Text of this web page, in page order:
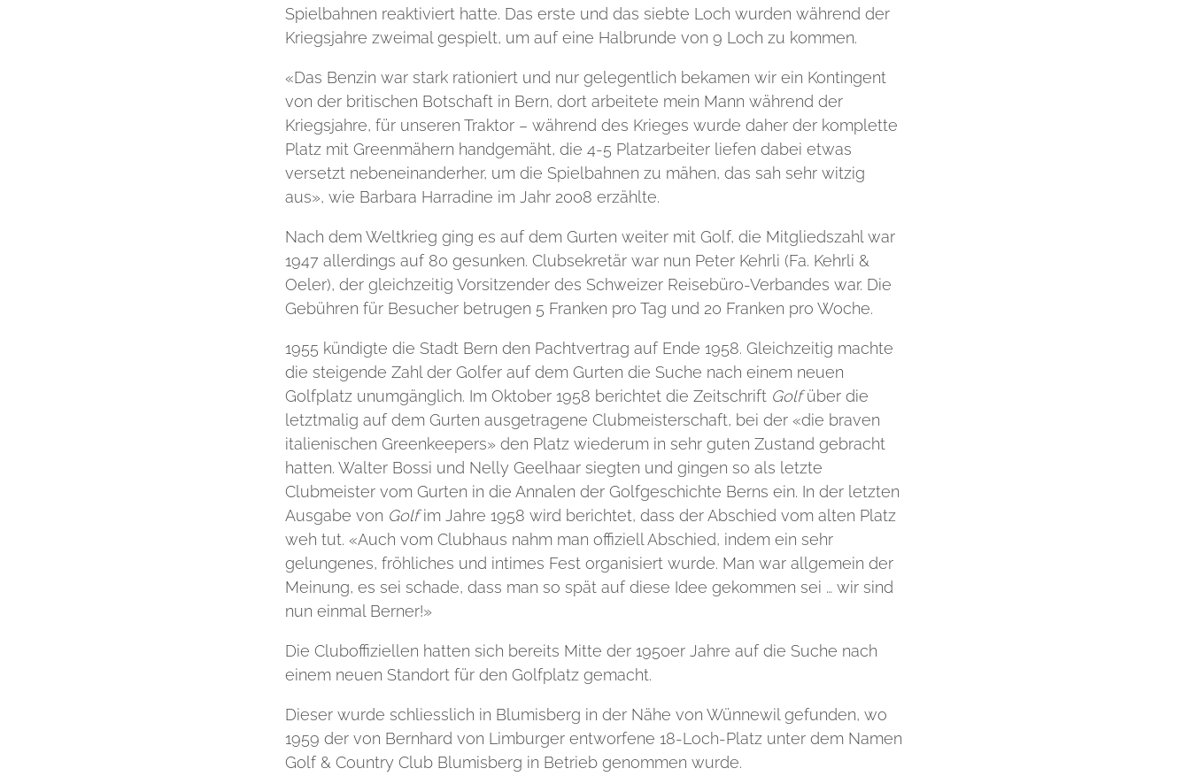
Spielbahnen reaktiviert hatte. Das erste und das siebte Loch wurden während der
Kriegsjahre zweimal gespielt, um auf eine Halbrunde von 9 Loch zu kommen.
«Das Benzin war stark rationiert und nur gelegentlich bekamen wir ein Kontingent
von der britischen Botschaft in Bern, dort arbeitete mein Mann während der
Kriegsjahre, für unseren Traktor – während des Krieges wurde daher der komplette
Platz mit Greenmähern handgemäht, die 4-5 Platzarbeiter liefen dabei etwas
versetzt nebeneinanderher, um die Spielbahnen zu mähen, das sah sehr witzig
aus», wie Barbara Harradine im Jahr 2008 erzählte.
Nach dem Weltkrieg ging es auf dem Gurten weiter mit Golf, die Mitgliedszahl war
1947 allerdings auf 80 gesunken. Clubsekretär war nun Peter Kehrli (Fa. Kehrli &
Oeler), der gleichzeitig Vorsitzender des Schweizer Reisebüro-Verbandes war. Die
Gebühren für Besucher betrugen 5 Franken pro Tag und 20 Franken pro Woche.
1955 kündigte die Stadt Bern den Pachtvertrag auf Ende 1958. Gleichzeitig machte
die steigende Zahl der Golfer auf dem Gurten die Suche nach einem neuen
Golfplatz unumgänglich. Im Oktober 1958 berichtet die Zeitschrift Golfüber die
letztmalig auf dem Gurten ausgetragene Clubmeisterschaft, bei der «die braven
italienischen Greenkeepers» den Platz wiederum in sehr guten Zustand gebracht
hatten. Walter Bossi und Nelly Geelhaar siegten und gingen so als letzte
Clubmeister vom Gurten in die Annalen der Golfgeschichte Berns ein. In der letzten
Ausgabe von Golfim Jahre 1958 wird berichtet, dass der Abschied vom alten Platz
weh tut. «Auch vom Clubhaus nahm man offiziell Abschied, indem ein sehr
gelungenes, fröhliches und intimes Fest organisiert wurde. Man war allgemein der
Meinung, es sei schade, dass man so spät auf diese Idee gekommen sei … wir sind
nun einmal Berner!»
Die Cluboffiziellen hatten sich bereits Mitte der 1950er Jahre auf die Suche nach
einem neuen Standort für den Golfplatz gemacht.
Dieser wurde schliesslich in Blumisberg in der Nähe von Wünnewil gefunden, wo
1959 der von Bernhard von Limburger entworfene 18-Loch-Platz unter dem Namen
Golf & Country Club Blumisberg in Betrieb genommen wurde.